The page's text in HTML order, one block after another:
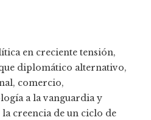
en creciente tensión,
diplomático alternativo,
comercio,
a la vanguardia y
creencia de un ciclo de